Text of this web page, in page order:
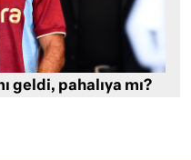
geldi, pahalıya mı?